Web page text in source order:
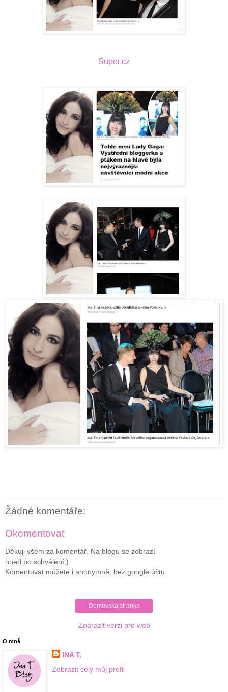
Super.cz
Žádné komentáře:
Okomentovat
Děkuji všem za komentář. Na blogu se zobrazí
hned po schválení:)
Komentovat můžete i anonymně, bez google účtu.
Domovská stránka
Zobrazit verzi pro web
O mně
INA T.
Zobrazit celý můj profil